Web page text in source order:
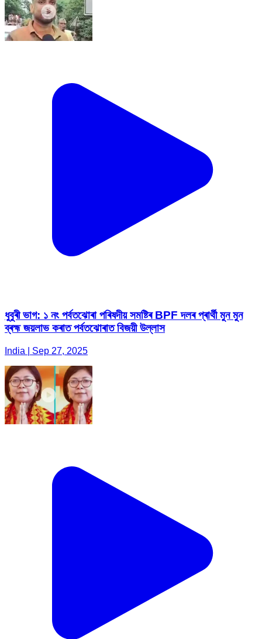
ধুবুৰী ভাগ: ১ নং পৰ্বতঝোৰা পৰিষদীয় সমষ্টিৰ BPF দলৰ প্ৰাৰ্থী মুন মুন
ব্ৰহ্ম জয়লাভ কৰাত পৰ্বতঝোৰাত বিজয়ী উল্লাস
India | Sep 27, 2025